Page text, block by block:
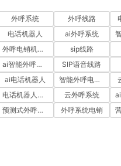
外呼系统 外呼线路
电话机器人
ai外呼系统
外呼电销机器人
sip线路
ai智能外呼系统
SIP语音线路
ai电话机器人
智能外呼电销机器人
电话机器人外呼
云外呼系统
预测式外呼系统
外呼系统电销